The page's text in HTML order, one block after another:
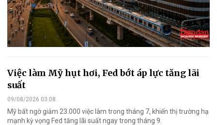
Việc làm Mỹ hụt hơi, Fed bớt áp lực tăng lãi
suất
09/08/2026 03:08
Mỹ bất ngờ giảm 23.000 việc làm trong tháng 7, khiến thị trường hạ
mạnh kỳ vọng Fed tăng lãi suất ngay trong tháng 9.